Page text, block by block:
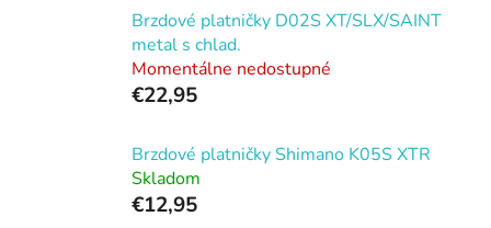
Brzdové platničky D02S XT/SLX/SAINT
metal s chlad.
Momentálne nedostupné
€22,95
Brzdové platničky Shimano K05S XTR
Skladom
€12,95